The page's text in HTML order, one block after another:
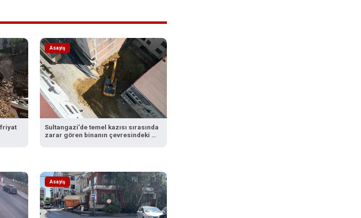
Asayiş
Sultangazi’de temel kazısı sırasında
zarar gören binanın çevresindeki 3
Asayiş